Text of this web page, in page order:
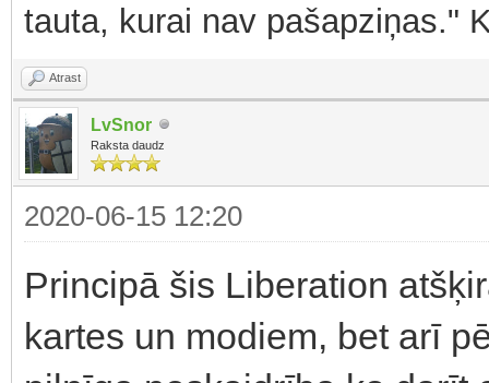
tauta, kurai nav pašapziņas."
Atrast
LvSnor
Raksta daudz
2020-06-15 12:20
Principā šis Liberation
kartes un modiem, bet arī